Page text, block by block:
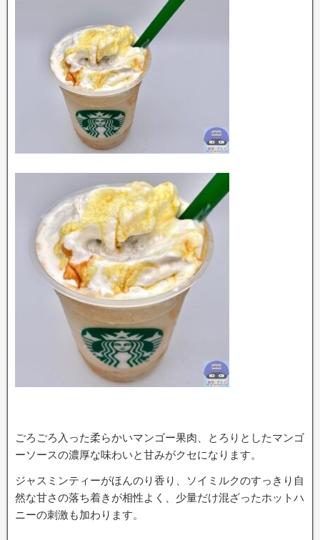
ごろごろ入った柔らかいマンゴー果肉、とろりとしたマンゴ
ーソースの濃厚な味わいと甘みがクセになります。
ジャスミンティーがほんのり香り、ソイミルクのすっきり自
然な甘さの落ち着きが相性よく、少量だけ混ざったホットハ
ニーの刺激も加わります。